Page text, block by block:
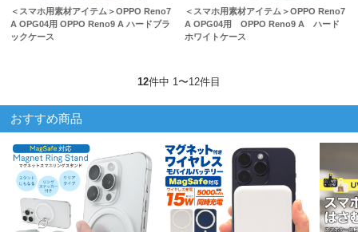
＜スマホ用素材アイテム＞OPPO Reno7
A OPG04用 OPPO Reno9 A ハードブラ
ックケース
＜スマホ用素材アイテム＞OPPO Reno7
A OPG04用 OPPO Reno9 A ハード
ホワイトケース
12件中 1〜12件目
おすすめ商品